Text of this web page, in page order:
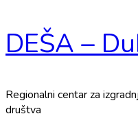
Skip
to
DEŠA –
Regionalni centar za
društva